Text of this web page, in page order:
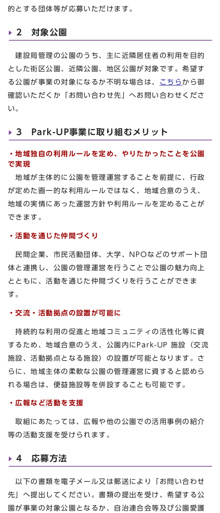
的とする団体等が応募いただけます。
2 対象公園
建設局管理の公園のうち、主に近隣居住者の利用を目的
とした街区公園、近隣公園、地区公園が対象です。希望す
る公園が事業の対象になるか不明な場合は、
こちら から御
確認いただくか「お問い合わせ先」へお問い合わせくださ
い。
3 Park-UP事業に取り組むメリット
・地域独自の利用ルールを定め、やりたかったことを公園
で実現
地域が主体的に公園を管理運営することを前提に、行政
が定めた画一的な利用ルールではなく、地域合意のうえ、
地域の実情にあった運営方針や利用ルールを定めることが
できます。
・活動を通じた仲間づくり
民間企業、市民活動団体、大学、NPOなどのサポート団
体と連携し、公園の管理運営を行うことで公園の魅力向上
とともに、活動を通じた仲間づくりを行うことができま
す。
・交流・活動拠点の設置が可能に
持続的な利用の促進と地域コミュニティの活性化等に資
するため、地域合意のうえ、公園内にPark-UP 施設（交流
施設、活動拠点となる施設）の設置が可能となります。さ
らに、地域主体の柔軟な公園の管理運営に資すると認めら
れる場合は、便益施設等を併設することも可能です。
・広報など活動を支援
取組にあたっては、広報や他の公園での活用事例の紹介
等の活動支援を受けられます。
4 応募方法
以下の書類を電子メール又は郵送により「お問い合わせ
先」へ提出してください。書類の提出を受け、希望する公
園が事業の対象公園となるか、自治連合会等及び公園愛護